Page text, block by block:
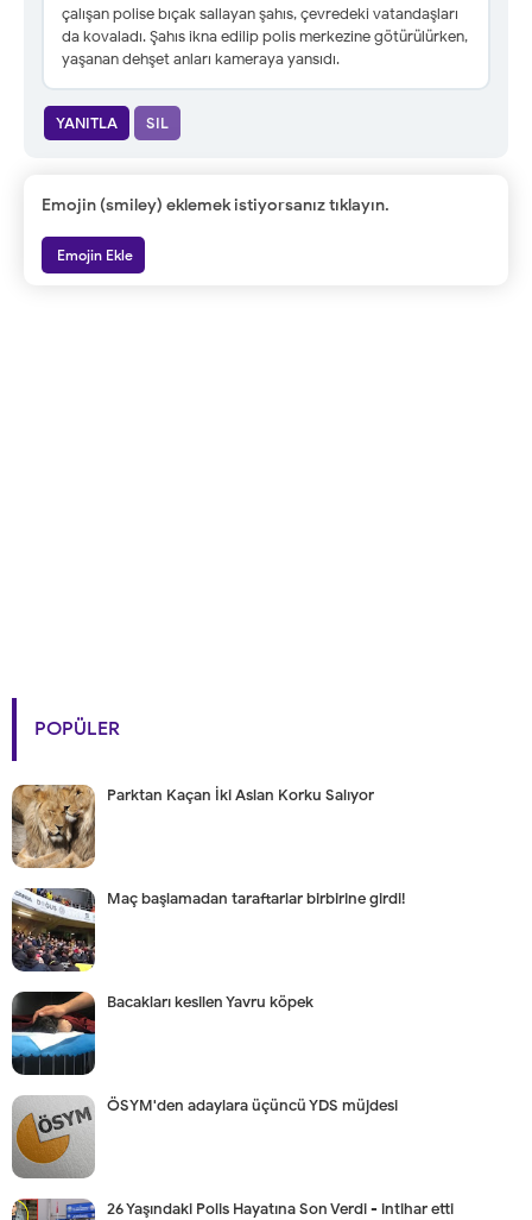
çalışan polise bıçak sallayan şahıs, çevredeki vatandaşları
da kovaladı. Şahıs ikna edilip polis merkezine götürülürken,
yaşanan dehşet anları kameraya yansıdı.
YANITLA SIL
Emojin (smiley) eklemek istiyorsanız tıklayın.
Emojin Ekle
POPÜLER
Parktan Kaçan İki Aslan Korku Salıyor
Maç başlamadan taraftarlar birbirine girdi!
Bacakları kesilen Yavru köpek
ÖSYM'den adaylara üçüncü YDS müjdesi
26 Yaşındaki Polis Hayatına Son Verdi - intihar etti